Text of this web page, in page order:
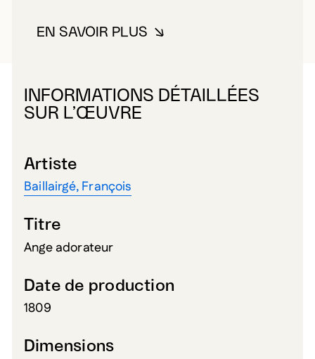
EN SAVOIR PLUSÀ PROPOS DE BAILLAIRGÉ,
INFORMATIONS DÉTAILLÉES
SUR L’ŒUVRE
Artiste
Baillairgé, François
Titre
Ange adorateur
Date de production
1809
Dimensions